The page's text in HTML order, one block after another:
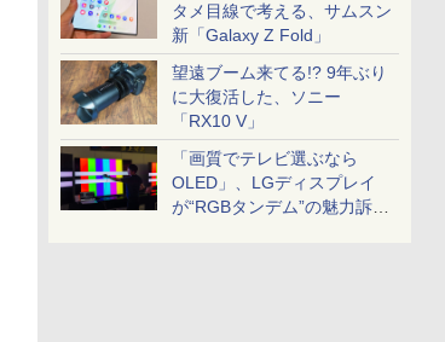
タメ目線で考える、サムスン
新「Galaxy Z Fold」
望遠ブーム来てる!? 9年ぶり
に大復活した、ソニー
「RX10 V」
「画質でテレビ選ぶなら
OLED」、LGディスプレイ
が“RGBタンデム”の魅力訴